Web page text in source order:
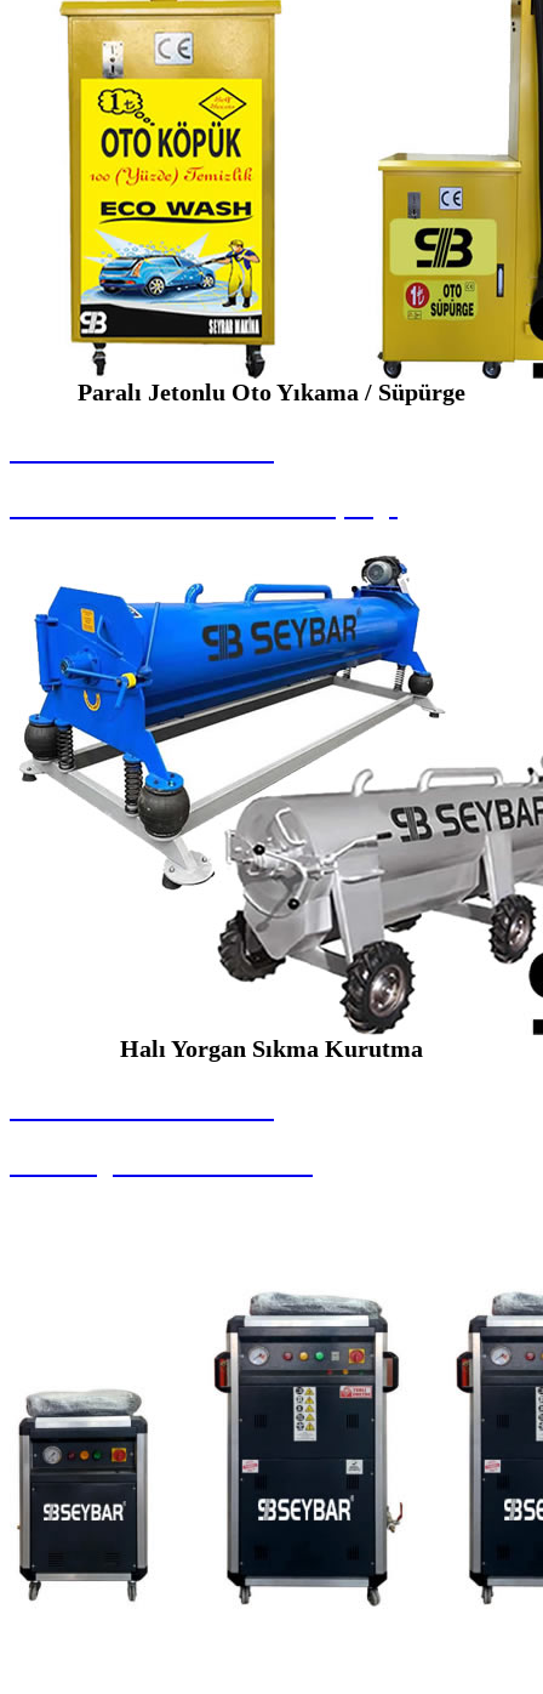
Paralı Jetonlu Oto Yıkama / Süpürge
Halı Yorgan Sıkma Kurutma